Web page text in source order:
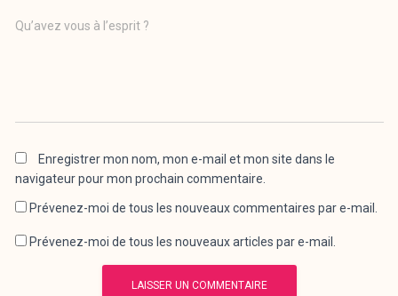
Qu’avez vous à l’esprit ?
Enregistrer mon nom, mon e-mail et mon site dans le
navigateur pour mon prochain commentaire.
Prévenez-moi de tous les nouveaux commentaires par e-mail.
Prévenez-moi de tous les nouveaux articles par e-mail.